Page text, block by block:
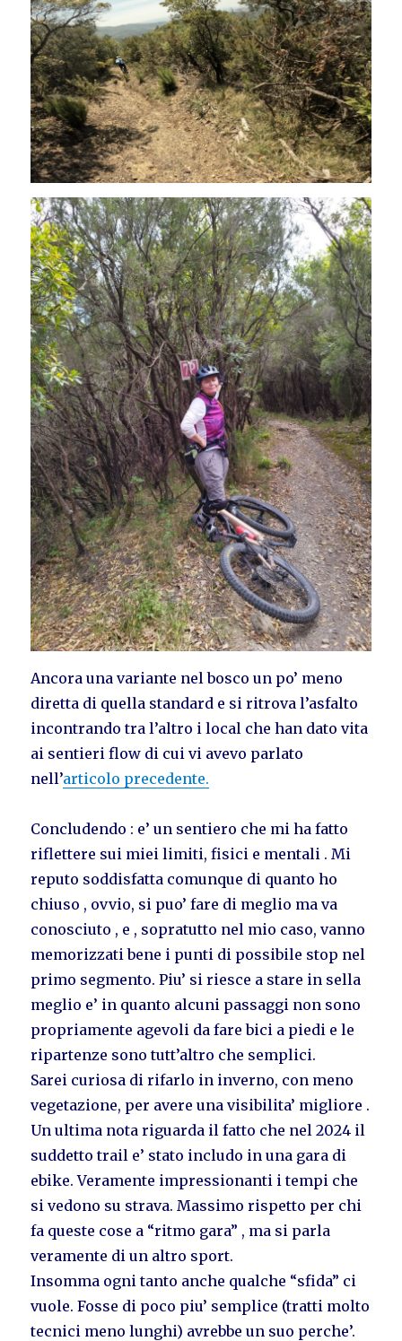
Ancora una variante nel bosco un po’ meno
diretta di quella standard e si ritrova l’asfalto
incontrando tra l’altro i local che han dato vita
ai sentieri flow di cui vi avevo parlato
nell’articolo precedente.
Concludendo : e’ un sentiero che mi ha fatto
riflettere sui miei limiti, fisici e mentali . Mi
reputo soddisfatta comunque di quanto ho
chiuso , ovvio, si puo’ fare di meglio ma va
conosciuto , e , sopratutto nel mio caso, vanno
memorizzati bene i punti di possibile stop nel
primo segmento. Piu’ si riesce a stare in sella
meglio e’ in quanto alcuni passaggi non sono
propriamente agevoli da fare bici a piedi e le
ripartenze sono tutt’altro che semplici.
Sarei curiosa di rifarlo in inverno, con meno
vegetazione, per avere una visibilita’ migliore .
Un ultima nota riguarda il fatto che nel 2024 il
suddetto trail e’ stato includo in una gara di
ebike. Veramente impressionanti i tempi che
si vedono su strava. Massimo rispetto per chi
fa queste cose a “ritmo gara” , ma si parla
veramente di un altro sport.
Insomma ogni tanto anche qualche “sfida” ci
vuole. Fosse di poco piu’ semplice (tratti molto
tecnici meno lunghi) avrebbe un suo perche’.